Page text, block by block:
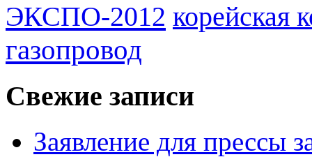
ЭКСПО-2012 корейская
газопровод
Свежие записи
Заявление для прессы